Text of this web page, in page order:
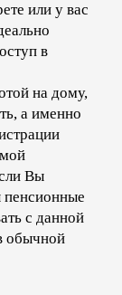
или у вас
в
на дому,
а именно
Вы
пенсионные
с данной
обычной